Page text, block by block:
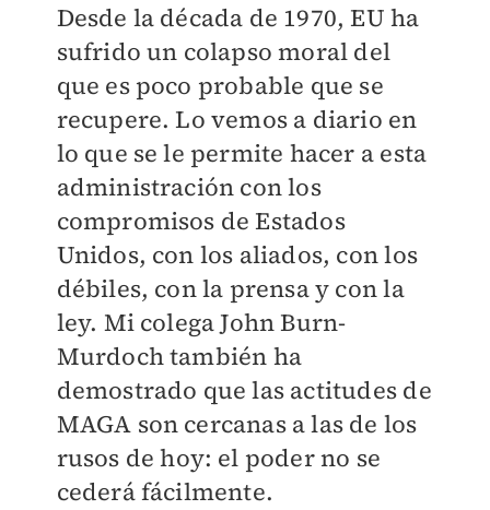
Desde la década de 1970, EU ha
sufrido un colapso moral del
que es poco probable que se
recupere. Lo vemos a diario en
lo que se le permite hacer a esta
administración con los
compromisos de Estados
Unidos, con los aliados, con los
débiles, con la prensa y con la
ley. Mi colega John Burn-
Murdoch también ha
demostrado que las actitudes de
MAGA son cercanas a las de los
rusos de hoy: el poder no se
cederá fácilmente.